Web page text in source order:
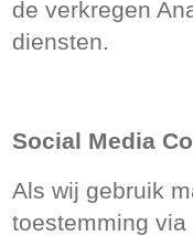
de verkregen
diensten.
Social Media
Als wij gebruik
toestemming via